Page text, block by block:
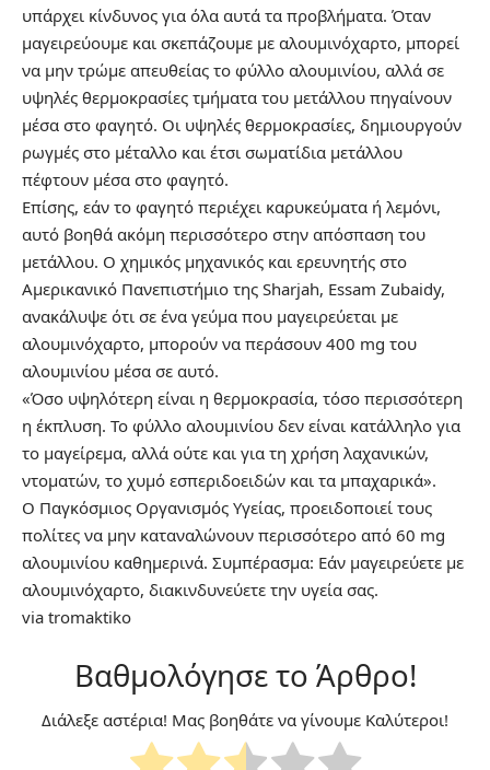
υπάρχει κίνδυνος για όλα αυτά τα προβλήματα. Όταν
μαγειρεύουμε και σκεπάζουμε με αλουμινόχαρτο, μπορεί
να μην τρώμε απευθείας το φύλλο αλουμινίου, αλλά σε
υψηλές θερμοκρασίες τμήματα του μετάλλου πηγαίνουν
μέσα στο φαγητό. Οι υψηλές θερμοκρασίες, δημιουργούν
ρωγμές στο μέταλλο και έτσι σωματίδια μετάλλου
πέφτουν μέσα στο φαγητό.
Επίσης, εάν το φαγητό περιέχει καρυκεύματα ή λεμόνι,
αυτό βοηθά ακόμη περισσότερο στην απόσπαση του
μετάλλου. Ο χημικός μηχανικός και ερευνητής στο
Αμερικανικό Πανεπιστήμιο της Sharjah, Essam Zubaidy,
ανακάλυψε ότι σε ένα γεύμα που μαγειρεύεται με
αλουμινόχαρτο, μπορούν να περάσουν 400 mg του
αλουμινίου μέσα σε αυτό.
«Όσο υψηλότερη είναι η θερμοκρασία, τόσο περισσότερη
η έκπλυση. Το φύλλο αλουμινίου δεν είναι κατάλληλο για
το μαγείρεμα, αλλά ούτε και για τη χρήση λαχανικών,
ντοματών, το χυμό εσπεριδοειδών και τα μπαχαρικά».
Ο Παγκόσμιος Οργανισμός Υγείας, προειδοποιεί τους
πολίτες να μην καταναλώνουν περισσότερο από 60 mg
αλουμινίου καθημερινά. Συμπέρασμα: Εάν μαγειρεύετε με
αλουμινόχαρτο, διακινδυνεύετε την υγεία σας.
via tromaktiko
Βαθμολόγησε το Άρθρο!
Διάλεξε αστέρια! Μας βοηθάτε να γίνουμε Καλύτεροι!